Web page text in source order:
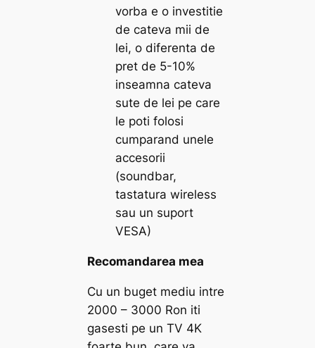
vorba e o investitie
de cateva mii de
lei, o diferenta de
pret de 5-10%
inseamna cateva
sute de lei pe care
le poti folosi
cumparand unele
accesorii
(soundbar,
tastatura wireless
sau un suport
VESA)
Recomandarea mea
Cu un buget mediu intre
2000 – 3000 Ron iti
gasesti pe un TV 4K